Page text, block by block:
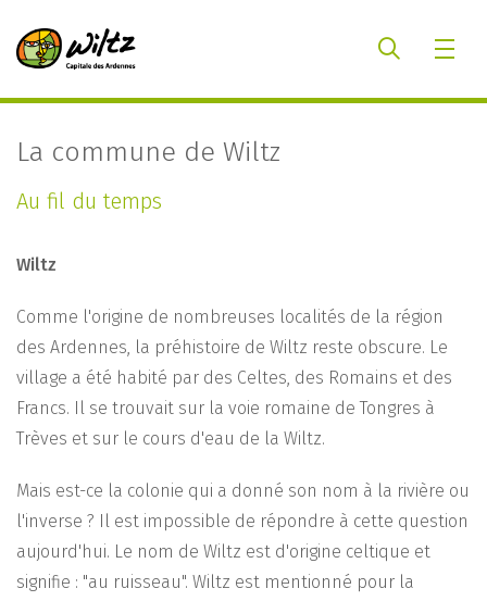
La commune de Wiltz
Au fil du temps
Wiltz
Comme l'origine de nombreuses localités de la région
des Ardennes, la préhistoire de Wiltz reste obscure. Le
village a été habité par des Celtes, des Romains et des
Francs. Il se trouvait sur la voie romaine de Tongres à
Trèves et sur le cours d'eau de la Wiltz.
Mais est-ce la colonie qui a donné son nom à la rivière ou
l'inverse ? Il est impossible de répondre à cette question
aujourd'hui. Le nom de Wiltz est d'origine celtique et
signifie : "au ruisseau". Wiltz est mentionné pour la